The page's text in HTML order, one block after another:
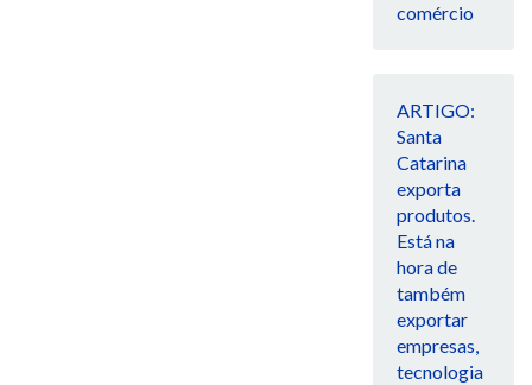
comércio
ARTIGO:
Santa
Catarina
exporta
produtos.
Está na
hora de
também
exportar
empresas,
tecnologia